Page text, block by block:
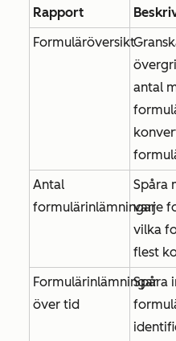
Rapport
Formuläröversikt
antal
Antal
formulärinlämningar
Spåra
varje
vilka
flest
Formulärinlämningar
över tid
Spåra